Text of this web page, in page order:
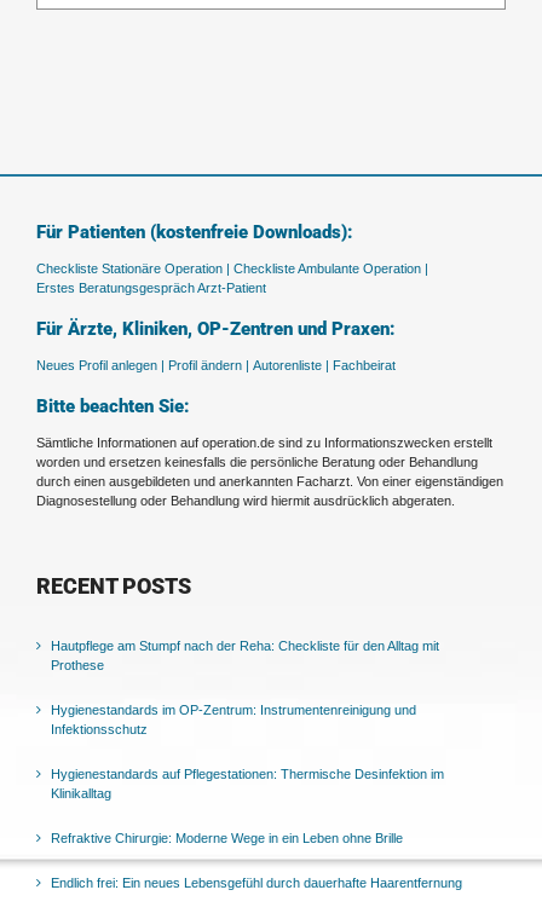
Für Patienten (kostenfreie Downloads):
Checkliste Stationäre Operation | Checkliste Ambulante Operation |
Erstes Beratungsgespräch Arzt-Patient
Für Ärzte, Kliniken, OP-Zentren und Praxen:
Neues Profil anlegen | Profil ändern | Autorenliste | Fachbeirat
Bitte beachten Sie:
Sämtliche Informationen auf operation.de sind zu Informationszwecken erstellt
worden und ersetzen keinesfalls die persönliche Beratung oder Behandlung
durch einen ausgebildeten und anerkannten Facharzt. Von einer eigenständigen
Diagnosestellung oder Behandlung wird hiermit ausdrücklich abgeraten.
RECENT POSTS
Hautpflege am Stumpf nach der Reha: Checkliste für den Alltag mit
Prothese
Hygienestandards im OP-Zentrum: Instrumentenreinigung und
Infektionsschutz
Hygienestandards auf Pflegestationen: Thermische Desinfektion im
Klinikalltag
Refraktive Chirurgie: Moderne Wege in ein Leben ohne Brille
Endlich frei: Ein neues Lebensgefühl durch dauerhafte Haarentfernung